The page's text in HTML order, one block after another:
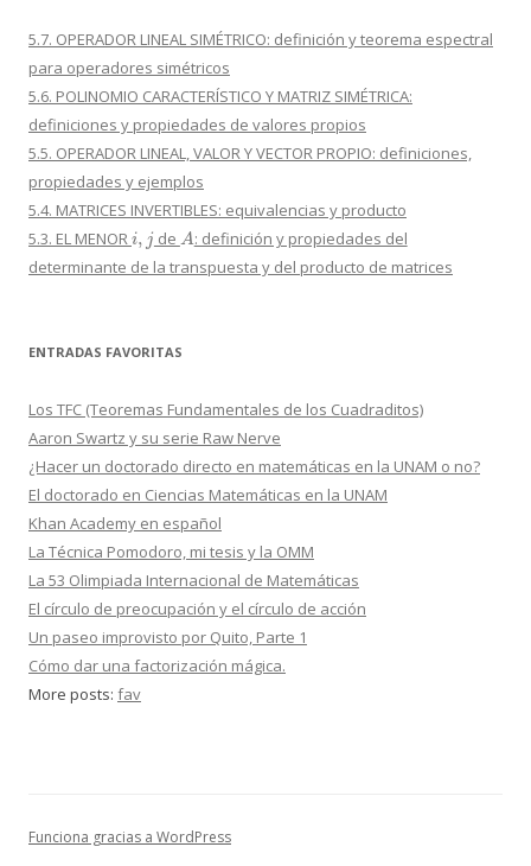
5.7. OPERADOR LINEAL SIMÉTRICO: definición y teorema espectral
para operadores simétricos
5.6. POLINOMIO CARACTERÍSTICO Y MATRIZ SIMÉTRICA:
definiciones y propiedades de valores propios
5.5. OPERADOR LINEAL, VALOR Y VECTOR PROPIO: definiciones,
propiedades y ejemplos
5.4. MATRICES INVERTIBLES: equivalencias y producto
5.3. EL MENORi,j de A: definición y propiedades del
determinante de la transpuesta y del producto de matrices
ENTRADAS FAVORITAS
Los TFC (Teoremas Fundamentales de los Cuadraditos)
Aaron Swartz y su serie Raw Nerve
¿Hacer un doctorado directo en matemáticas en la UNAM o no?
El doctorado en Ciencias Matemáticas en la UNAM
Khan Academy en español
La Técnica Pomodoro, mi tesis y la OMM
La 53 Olimpiada Internacional de Matemáticas
El círculo de preocupación y el círculo de acción
Un paseo improvisto por Quito, Parte 1
Cómo dar una factorización mágica.
More posts: fav
Funciona gracias a WordPress